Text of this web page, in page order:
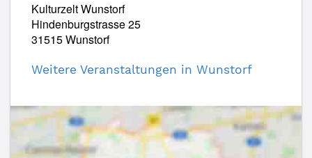
Kulturzelt Wunstorf
Hindenburgstrasse 25
31515 Wunstorf
Weitere Veranstaltungen in Wunstorf